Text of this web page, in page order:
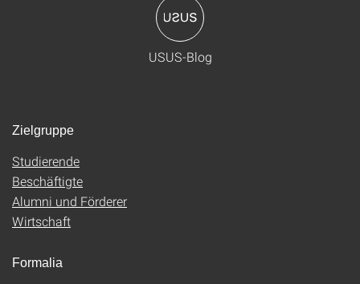
USUS-Blog
Zielgruppe
Studierende
Beschäftigte
Alumni und Förderer
Wirtschaft
Formalia